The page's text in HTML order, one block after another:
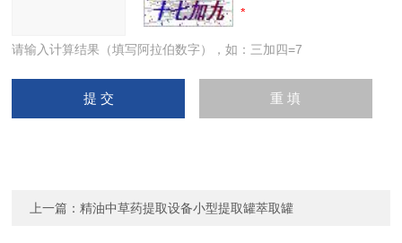
请输入计算结果（填写阿拉伯数字），如：三加四=7
上一篇：精油中草药提取设备小型提取罐萃取罐